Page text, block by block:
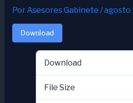
PorAsesores Gabinete /agosto
Download
Download
File Size